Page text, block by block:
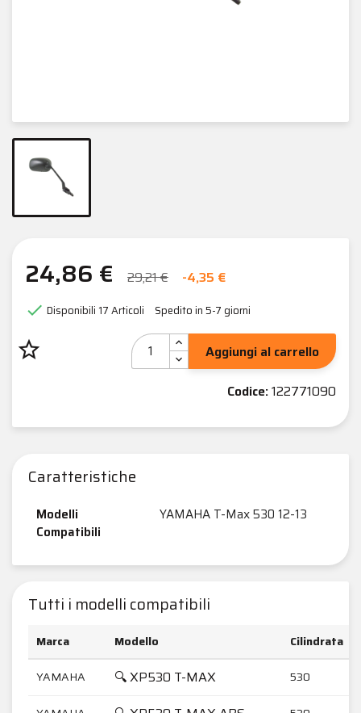
24,86 € 29,21 € -4,35 €
 Disponibili 17 Articoli Spedito in 5-7 giorni
star_border
Aggiungi al carrello
Codice:122771090
Caratteristiche
Modelli
Compatibili
YAMAHA T-Max 530 12-13
Tutti i modelli compatibili
Marca Modello
Cilindrata
YAMAHA
🔍 XP530 T-MAX 530